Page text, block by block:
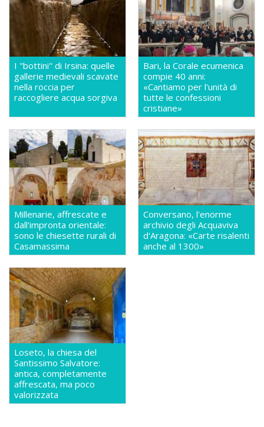
I "bottini" di Irsina: quelle
gallerie medievali scavate
nella roccia per
raccogliere acqua sorgiva
Bari, la Corale ecumenica
compie 40 anni:
«Cantiamo per l'unità di
tutte le confessioni
cristiane»
Millenarie, affrescate e
dall'impronta orientale:
sono le chiesette rurali di
Casamassima
Conversano, l'enorme
archivio degli Acquaviva
d'Aragona: «Carte risalenti
anche al 1300»
Loseto, la chiesa del
Santissimo Salvatore:
antica, completamente
affrescata, ma poco
valorizzata